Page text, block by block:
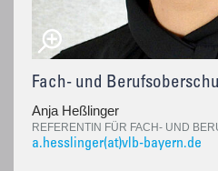
Fach- und
Anja Heßlinger
REFERENTIN FÜR FACH- UND
a.hesslinger(at)vlb-bayern.de